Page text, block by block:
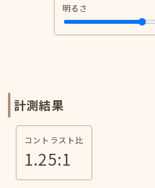
明るさ
計測結果
コントラスト比
1.25:1